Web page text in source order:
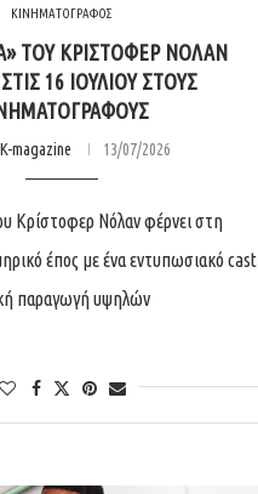
ΚΙΝΗΜΑΤΟΓΡΑΦΟΣ
ΤΟΥ ΚΡΊΣΤΟΦΕΡ ΝΌΛΑΝ
16 ΙΟΥΛΊΟΥ ΣΤΟΥΣ
magazine 13/07/2026
Κρίστοφερ Νόλαν φέρνει στη
έπος με ένα εντυπωσιακό cast
παραγωγή υψηλών